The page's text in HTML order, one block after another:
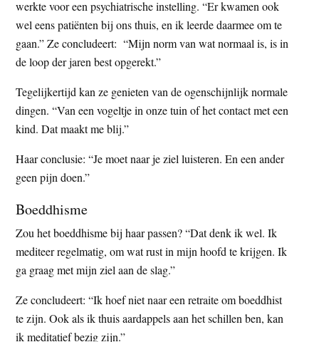
werkte voor een psychiatrische instelling. “Er kwamen ook
wel eens patiënten bij ons thuis, en ik leerde daarmee om te
gaan.” Ze concludeert: “Mijn norm van wat normaal is, is in
de loop der jaren best opgerekt.”
Tegelijkertijd kan ze genieten van de ogenschijnlijk normale
dingen. “Van een vogeltje in onze tuin of het contact met een
kind. Dat maakt me blij.”
Haar conclusie: “Je moet naar je ziel luisteren. En een ander
geen pijn doen.”
Boeddhisme
Zou het boeddhisme bij haar passen? “Dat denk ik wel. Ik
mediteer regelmatig, om wat rust in mijn hoofd te krijgen. Ik
ga graag met mijn ziel aan de slag.”
Ze concludeert: “Ik hoef niet naar een retraite om boeddhist
te zijn. Ook als ik thuis aardappels aan het schillen ben, kan
ik meditatief bezig zijn.”